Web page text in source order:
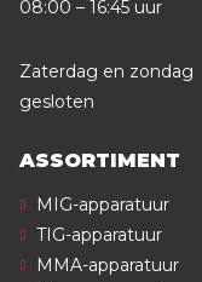
08:00 – 16:45 uur
Zaterdag en zondag
gesloten
ASSORTIMENT
MIG-apparatuur
TIG-apparatuur
MMA-apparatuur